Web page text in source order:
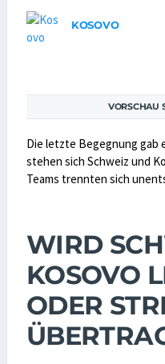
KOSOVO
VORSCHAU
Die letzte Begegnung gab
stehen sich Schweiz und
Teams trennten sich
WIRD
KOSOVO
ODER